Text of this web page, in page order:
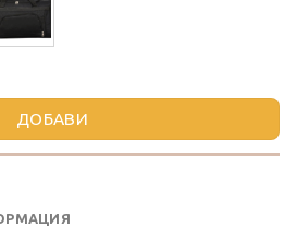
ГОЛЯМ САК 80 СМ В ТРИ ЦВЯТА
ДОБАВИ